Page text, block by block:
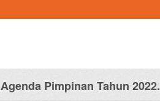
Agenda Pimpinan Tahun